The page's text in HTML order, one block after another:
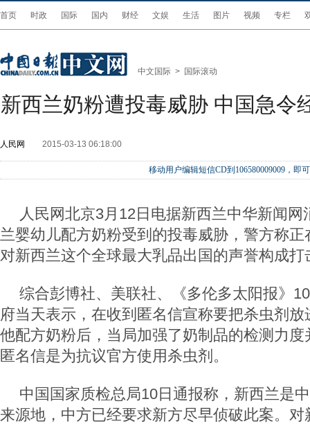
首页 时政 国际 国内 财经 文娱 生活 图片 视频 专栏
中文国际 > 国际滚动
新西兰奶粉遭投毒威胁 中国急令
人民网 2015-03-13 06:18:00
移动用户编辑短信CD到106580009009，即
人民网北京3月12日电据新西兰中华新闻
兰婴幼儿配方奶粉受到的投毒威胁，警方称
对新西兰这个全球最大乳品出国的声誉构成打
综合彭博社、美联社、《多伦多太阳报》
府当天表示，在收到匿名信宣称要把杀虫剂
他配方奶粉后，当局加强了奶制品的检测力
匿名信是为抗议官方使用杀虫剂。
中国国家质检总局10日通报称，新西兰是
来源地，中方已经要求新方尽早侦破此案。